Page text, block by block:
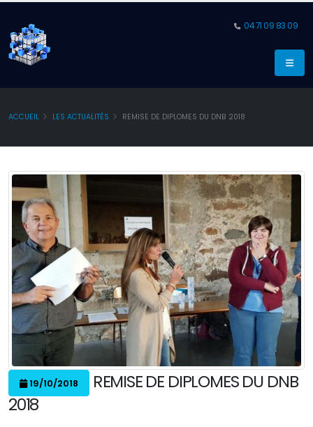
04 71 09 83 09
ACCUEIL LES ACTUALITÉS REMISE DE DIPLOMES DU DNB 2018
19/10/2018
REMISE DE DIPLOMES DU DNB
2018